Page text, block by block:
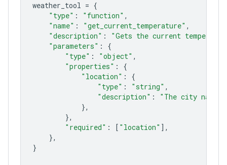
weather_tool = {
"type" : "function" ,
"name" : "get_current_temperature" ,
"description" :
"Gets the current
"parameters" :
{
"type" : "object" ,
"properties" :
{
"location" :
{
"type" : "string" ,
"description" :
"The city name,
},
},
"required" : [ "location" ],
},
}